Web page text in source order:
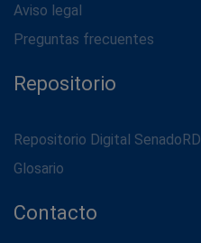
Aviso legal
Preguntas frecuentes
Repositorio
Repositorio Digital SenadoRD
Glosario
Contacto